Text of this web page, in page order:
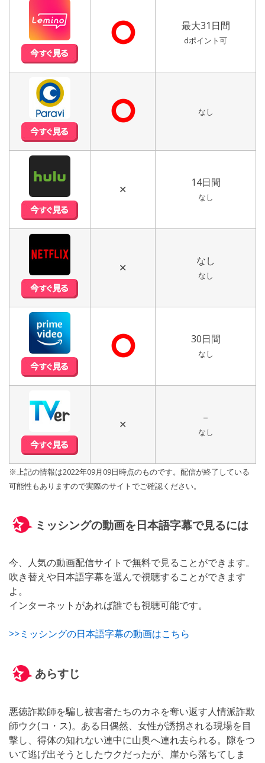
⭘ 最大31日間
dポイント可
⭘ なし
✕
14日間
なし
✕
なし
なし
⭘ 30日間
なし
✕
–
なし
※上記の情報は2022年09月09日時点のものです。配信が終了している
可能性もありますので実際のサイトでご確認ください。
ミッシングの動画を日本語字幕で見るには
今、人気の動画配信サイトで無料で見ることができます。
吹き替えや日本語字幕を選んで視聴することができます
よ。
インターネットがあれば誰でも視聴可能です。
>>ミッシングの日本語字幕の動画はこちら
あらすじ
悪徳詐欺師を騙し被害者たちのカネを奪い返す人情派詐欺
師ウク(コ・ス)。ある日偶然、女性が誘拐される現場を目
撃し、得体の知れない連中に山奥へ連れ去られる。隙をつ
いて逃げ出そうとしたウクだったが、崖から落ちてしま